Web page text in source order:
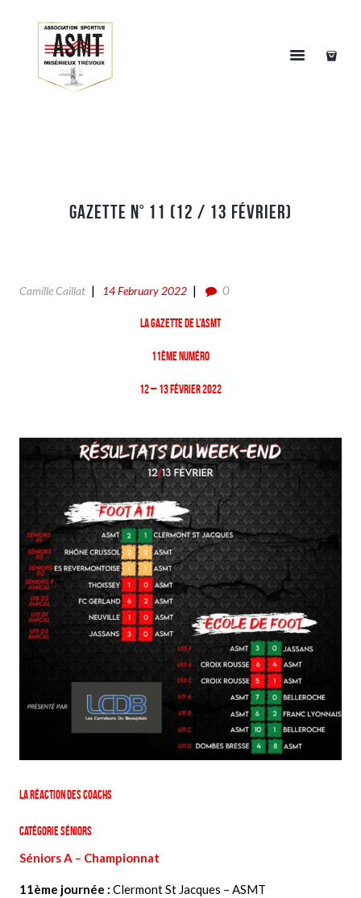
Gazette n° 11 (12 / 13 Février)
Camille Caillat 14 February 2022 0
La gazette de l’ASMT
11ème numéro
12 – 13 Février 2022
La réaction des coachs
Catégorie Séniors
Séniors A – Championnat
11ème journée : Clermont St Jacques – ASMT